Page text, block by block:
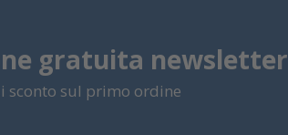
gratuita newsletter
sconto sul primo ordine